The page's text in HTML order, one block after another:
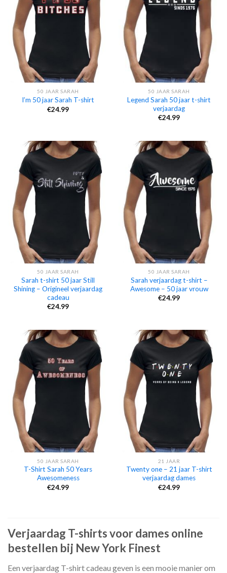
50 JAAR SARAH
I’m 50 jaar Sarah T-shirt
€24.99
50 JAAR SARAH
Legend Sarah 50 jaar t-shirt
verjaardag
€24.99
50 JAAR SARAH
Sarah t-shirt 50 jaar Still
Shining – Origineel verjaardag
cadeau
€24.99
50 JAAR SARAH
Sarah verjaardag t-shirt –
Awesome – 50 jaar vrouw
€24.99
50 JAAR SARAH
T-Shirt Sarah 50 Years
Awesomeness
€24.99
21 JAAR
Twenty one – 21 jaar T-shirt
verjaardag dames
€24.99
Verjaardag T-shirts voor dames online
bestellen bij New York Finest
Een verjaardag T-shirt cadeau geven is een mooie manier om